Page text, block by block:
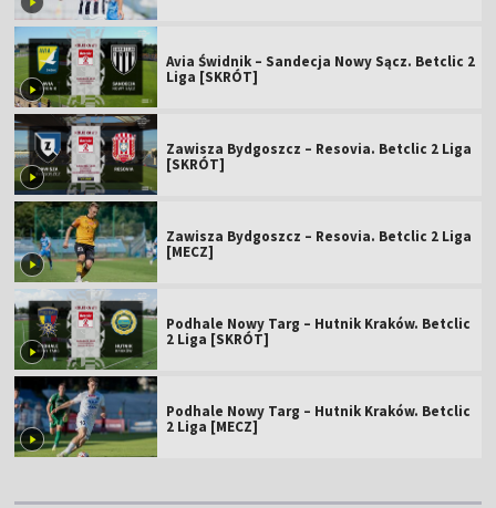
Avia Świdnik – Sandecja Nowy Sącz. Betclic 2
Liga [SKRÓT]
Zawisza Bydgoszcz – Resovia. Betclic 2 Liga
[SKRÓT]
Zawisza Bydgoszcz – Resovia. Betclic 2 Liga
[MECZ]
Podhale Nowy Targ – Hutnik Kraków. Betclic
2 Liga [SKRÓT]
Podhale Nowy Targ – Hutnik Kraków. Betclic
2 Liga [MECZ]